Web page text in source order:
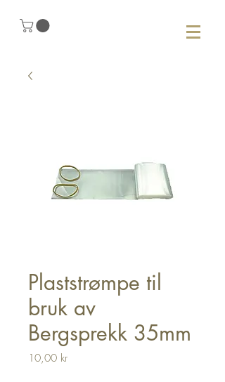
Plaststrømpe til
bruk av
Bergsprekk 35mm
10,00 krPris